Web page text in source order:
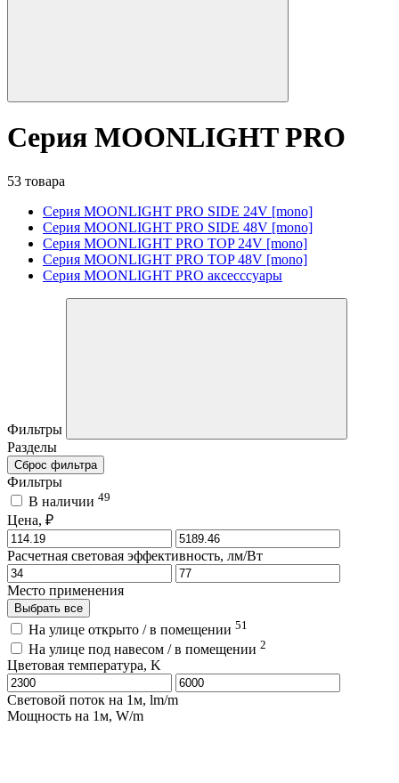
Серия MOONLIGHT PRO
53 товара
Серия MOONLIGHT PRO SIDE 24V [mono]
Серия MOONLIGHT PRO SIDE 48V [mono]
Серия MOONLIGHT PRO TOP 24V [mono]
Серия MOONLIGHT PRO TOP 48V [mono]
Серия MOONLIGHT PRO аксесссуары
Фильтры
Разделы
Сброс фильтра
Фильтры
В наличии 49
Цена, ₽
Расчетная световая эффективность, лм/Вт
Место применения
Выбрать все
На улице открыто / в помещении 51
На улице под навесом / в помещении 2
Цветовая температура, K
Световой поток на 1м, lm/m
Мощность на 1м, W/m